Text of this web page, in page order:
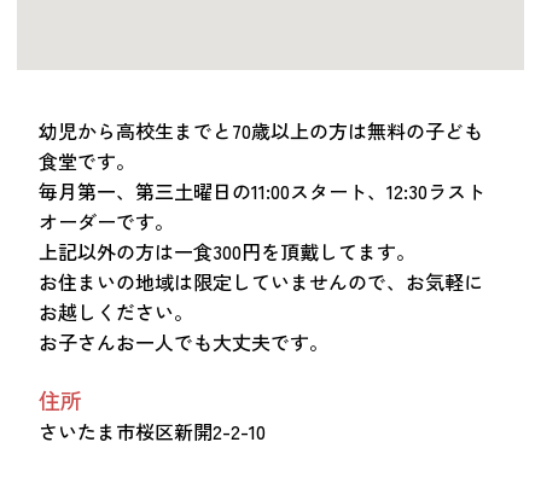
新着情報
会員登録
お問い合わせ
資料・動画
幼児から高校生までと70歳以上の方は無料の子ども
食堂です。
毎月第一、第三土曜日の11:00スタート、12:30ラスト
オーダーです。
上記以外の方は一食300円を頂戴してます。
お住まいの地域は限定していませんので、お気軽に
お越しください。
お子さんお一人でも大丈夫です。
住所
さいたま市桜区新開2-2-10